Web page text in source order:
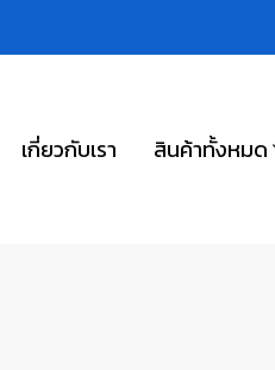
เกี่ยวกับเรา สินค้าทั้งหมด